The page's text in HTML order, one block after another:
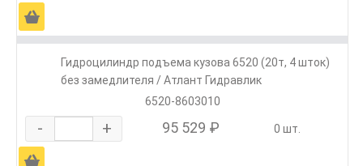
Ä
Гидроцилиндр подъема кузова 6520 (20т, 4 шток)
без замедлителя / Атлант Гидравлик
6520-8603010
- + 95 529 ₽ 0 шт.
Ä